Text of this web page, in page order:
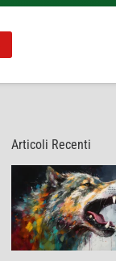
Articoli Recenti